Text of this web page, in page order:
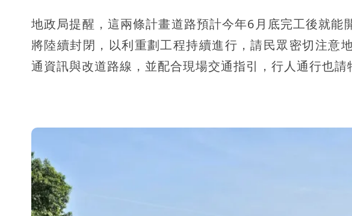
地政局提醒，這兩條計畫道路預計今年6月底完工後就能
將陸續封閉，以利重劃工程持續進行，請民眾密切注意
通資訊與改道路線，並配合現場交通指引，行人通行也請